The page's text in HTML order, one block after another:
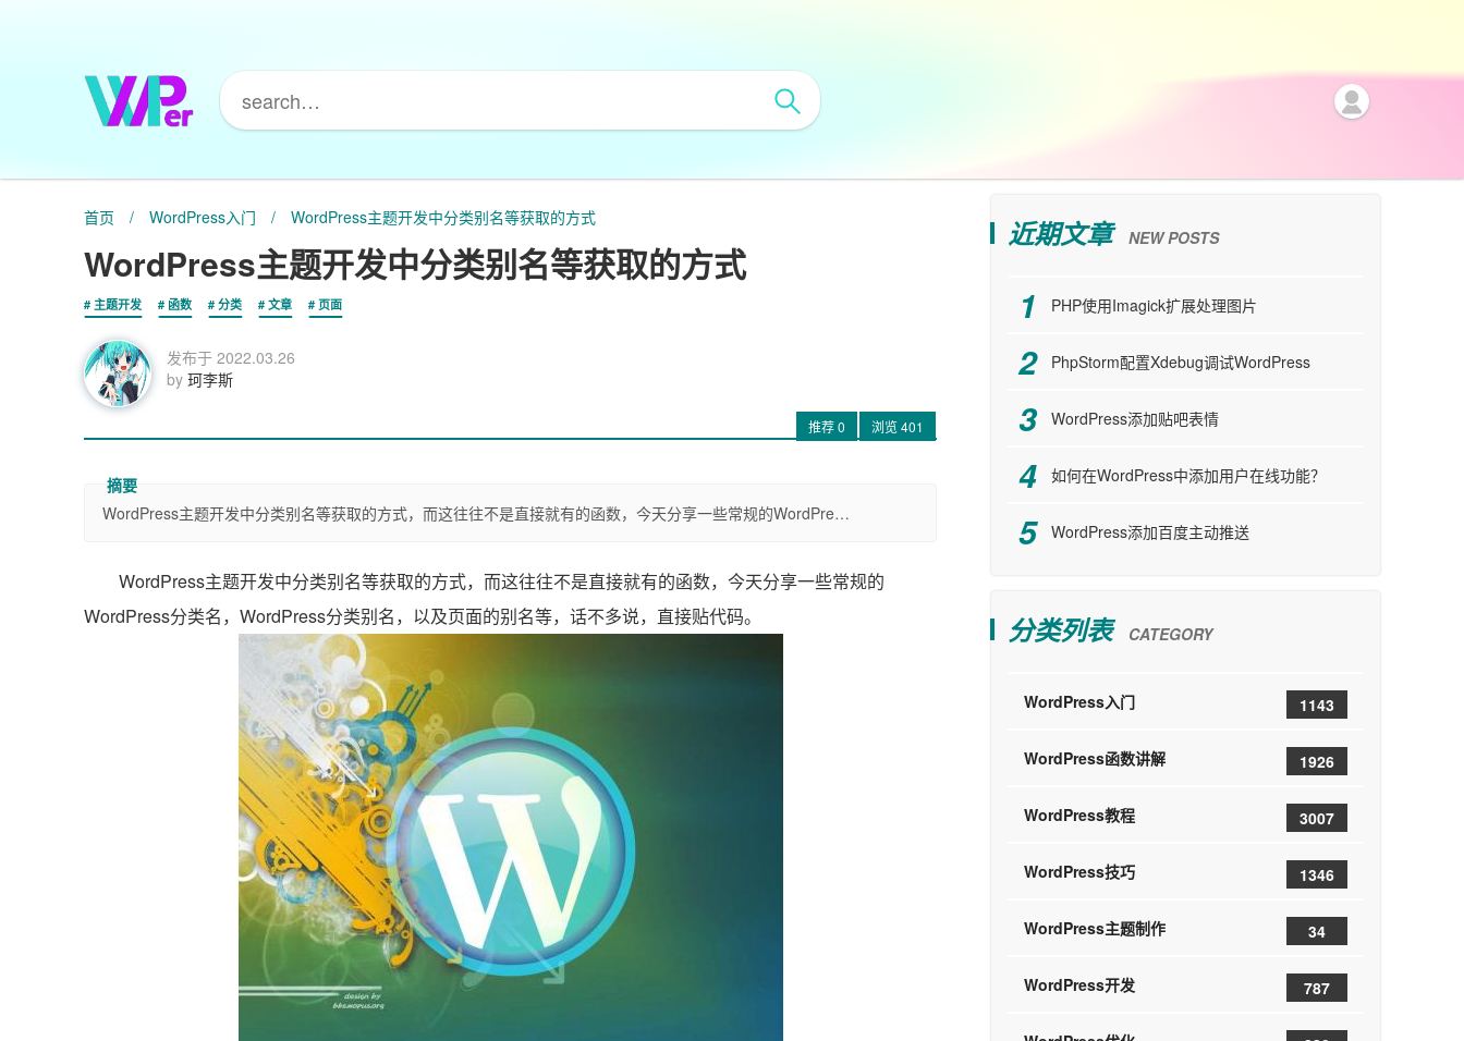
首页 / WordPress入门 / WordPress主题开发中分类别名等获取的方式
WordPress主题开发中分类别名等获取的方式
主题开发 函数 分类 文章 页面
发布于 2022.03.26
by 珂李斯
推荐0 浏览401
WordPress主题开发中分类别名等获取的方式，而这往往不是直接就有的函数，今天分享一些常规的WordPre…
WordPress主题开发中分类别名等获取的方式，而这往往不是直接就有的函数，今天分享一些常规的
WordPress分类名，WordPress分类别名，以及页面的别名等，话不多说，直接贴代码。
近期文章 NEW POSTS
PHP使用Imagick扩展处理图片
PhpStorm配置Xdebug调试WordPress
WordPress添加贴吧表情
如何在WordPress中添加用户在线功能？
WordPress添加百度主动推送
分类列表 CATEGORY
WordPress入门 1143
WordPress函数讲解 1926
WordPress教程 3007
WordPress技巧 1346
WordPress主题制作 34
WordPress开发 787